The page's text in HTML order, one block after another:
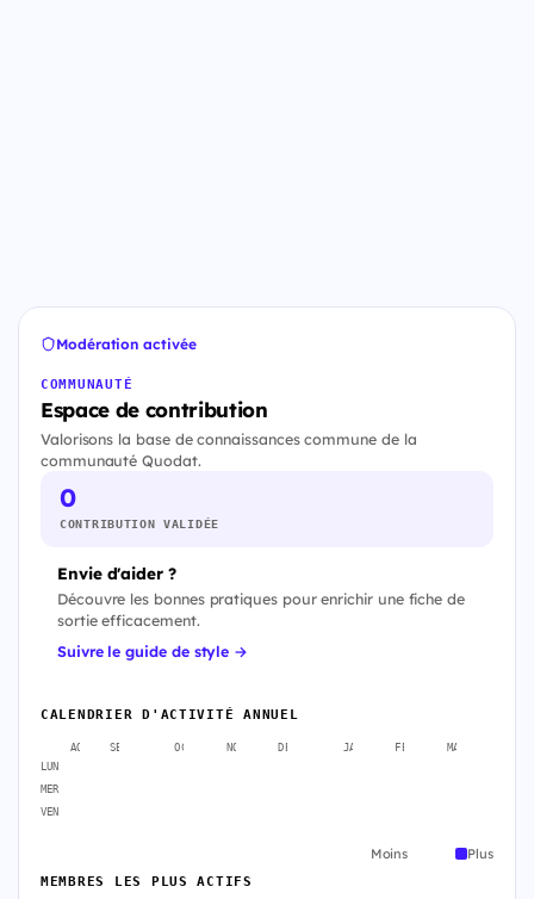
Modération activée
COMMUNAUTÉ
Espace de contribution
Valorisons la base de connaissances commune de la
communauté Quodat.
0
CONTRIBUTION VALIDÉE
Envie d'aider ?
Découvre les bonnes pratiques pour enrichir une fiche de
sortie efficacement.
Suivre le guide de style →
CALENDRIER D'ACTIVITÉ ANNUEL
AOÛT SEPT. OCT. NOV. DÉC. JANV. FÉVR. MARS
LUN
MER
VEN
Moins Plus
MEMBRES LES PLUS ACTIFS